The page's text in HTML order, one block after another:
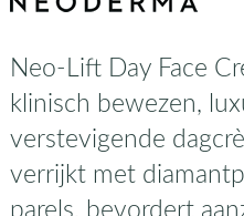
Neo-Lift Day Face
klinisch bewezen,
verstevigende
verrijkt met
parels, bevordert